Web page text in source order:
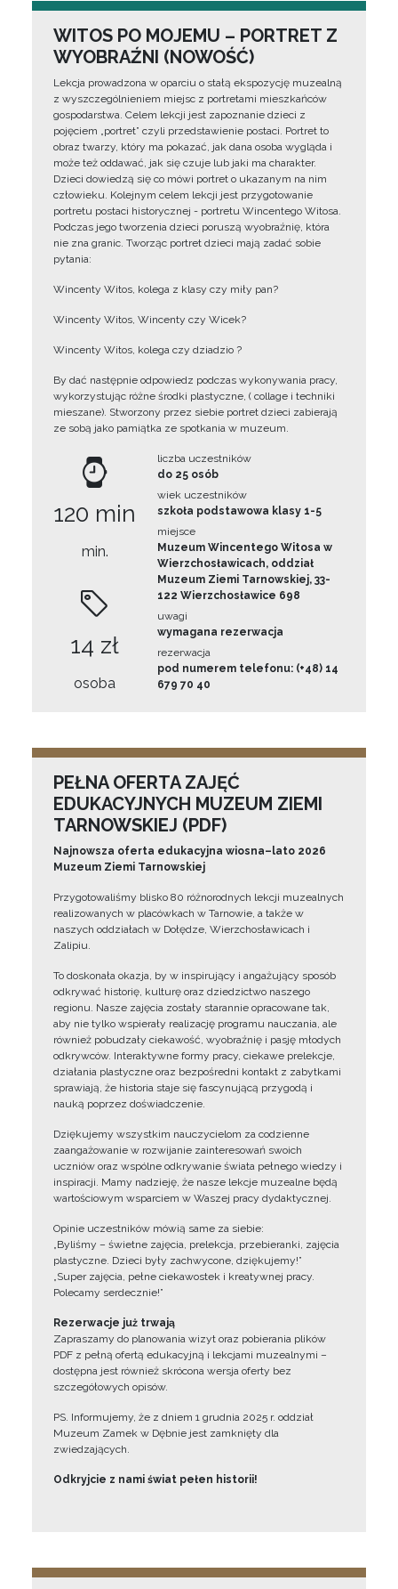
WITOS PO MOJEMU – PORTRET Z
WYOBRAŹNI (NOWOŚĆ)
Lekcja prowadzona w oparciu o stałą ekspozycję muzealną
z wyszczególnieniem miejsc z portretami mieszkańców
gospodarstwa. Celem lekcji jest zapoznanie dzieci z
pojęciem „portret” czyli przedstawienie postaci. Portret to
obraz twarzy, który ma pokazać, jak dana osoba wygląda i
może też oddawać, jak się czuje lub jaki ma charakter.
Dzieci dowiedzą się co mówi portret o ukazanym na nim
człowieku. Kolejnym celem lekcji jest przygotowanie
portretu postaci historycznej - portretu Wincentego Witosa.
Podczas jego tworzenia dzieci poruszą wyobraźnię, która
nie zna granic. Tworząc portret dzieci mają zadać sobie
pytania:
Wincenty Witos, kolega z klasy czy miły pan?
Wincenty Witos, Wincenty czy Wicek?
Wincenty Witos, kolega czy dziadzio ?
By dać następnie odpowiedz podczas wykonywania pracy,
wykorzystując różne środki plastyczne, ( collage i techniki
mieszane). Stworzony przez siebie portret dzieci zabierają
ze sobą jako pamiątka ze spotkania w muzeum.
120 min
min.
14 zł
osoba
liczba uczestników
do 25 osób
wiek uczestników
szkoła podstawowa klasy 1-5
miejsce
Muzeum Wincentego Witosa w
Wierzchosławicach, oddział
Muzeum Ziemi Tarnowskiej, 33-
122 Wierzchosławice 698
uwagi
wymagana rezerwacja
rezerwacja
pod numerem telefonu: (+48) 14
679 70 40
PEŁNA OFERTA ZAJĘĆ
EDUKACYJNYCH MUZEUM ZIEMI
TARNOWSKIEJ (PDF)
Najnowsza oferta edukacyjna wiosna–lato 2026
Muzeum Ziemi Tarnowskiej
Przygotowaliśmy blisko 80 różnorodnych lekcji muzealnych
realizowanych w placówkach w Tarnowie, a także w
naszych oddziałach w Dołędze, Wierzchosławicach i
Zalipiu.
To doskonała okazja, by w inspirujący i angażujący sposób
odkrywać historię, kulturę oraz dziedzictwo naszego
regionu. Nasze zajęcia zostały starannie opracowane tak,
aby nie tylko wspierały realizację programu nauczania, ale
również pobudzały ciekawość, wyobraźnię i pasję młodych
odkrywców. Interaktywne formy pracy, ciekawe prelekcje,
działania plastyczne oraz bezpośredni kontakt z zabytkami
sprawiają, że historia staje się fascynującą przygodą i
nauką poprzez doświadczenie.
Dziękujemy wszystkim nauczycielom za codzienne
zaangażowanie w rozwijanie zainteresowań swoich
uczniów oraz wspólne odkrywanie świata pełnego wiedzy i
inspiracji. Mamy nadzieję, że nasze lekcje muzealne będą
wartościowym wsparciem w Waszej pracy dydaktycznej.
Opinie uczestników mówią same za siebie:
„Byliśmy – świetne zajęcia, prelekcja, przebieranki, zajęcia
plastyczne. Dzieci były zachwycone, dziękujemy!”
„Super zajęcia, pełne ciekawostek i kreatywnej pracy.
Polecamy serdecznie!”
Rezerwacje już trwają
Zapraszamy do planowania wizyt oraz pobierania plików
PDF z pełną ofertą edukacyjną i lekcjami muzealnymi –
dostępna jest również skrócona wersja oferty bez
szczegółowych opisów.
PS. Informujemy, że z dniem 1 grudnia 2025 r. oddział
Muzeum Zamek w Dębnie jest zamknięty dla
zwiedzających.
Odkryjcie z nami świat pełen historii!